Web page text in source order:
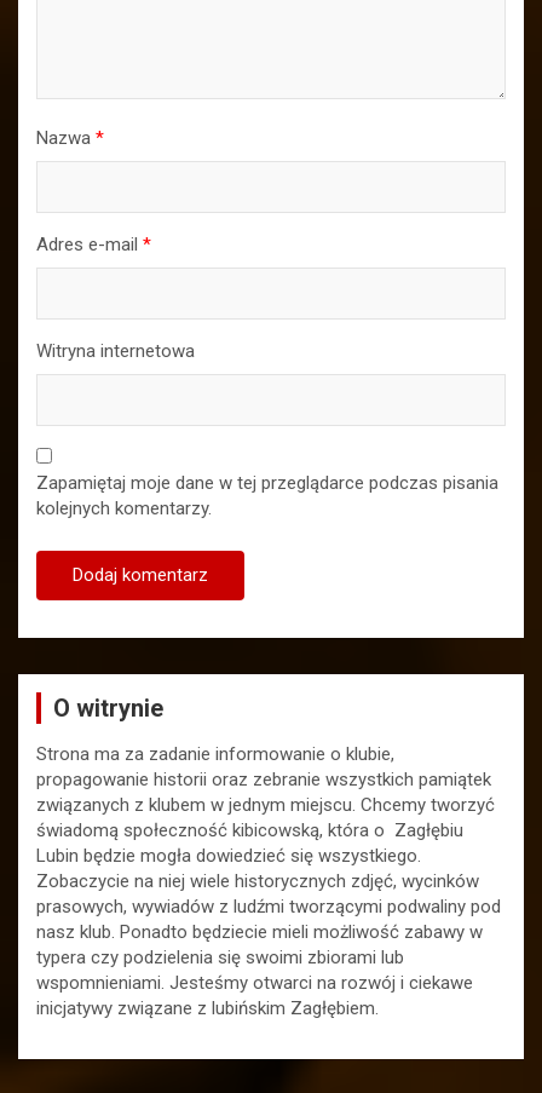
Nazwa *
Adres e-mail *
Witryna internetowa
Zapamiętaj moje dane w tej przeglądarce podczas pisania
kolejnych komentarzy.
O witrynie
Strona ma za zadanie informowanie o klubie,
propagowanie historii oraz zebranie wszystkich pamiątek
związanych z klubem w jednym miejscu. Chcemy tworzyć
świadomą społeczność kibicowską, która o Zagłębiu
Lubin będzie mogła dowiedzieć się wszystkiego.
Zobaczycie na niej wiele historycznych zdjęć, wycinków
prasowych, wywiadów z ludźmi tworzącymi podwaliny pod
nasz klub. Ponadto będziecie mieli możliwość zabawy w
typera czy podzielenia się swoimi zbiorami lub
wspomnieniami. Jesteśmy otwarci na rozwój i ciekawe
inicjatywy związane z lubińskim Zagłębiem.